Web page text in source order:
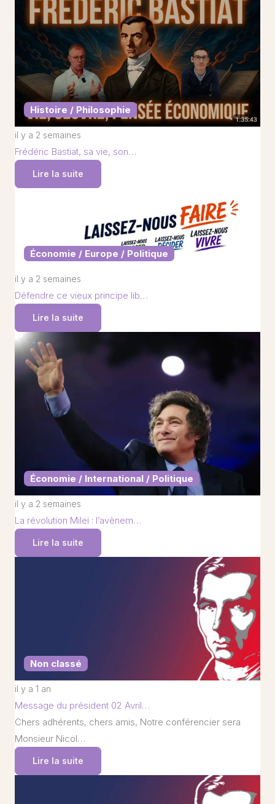
Histoire / Philosophie
il y a 2 semaines
Frédéric Bastiat, sa vie, son…
Lire la suite
Économie / Europe / Politique
il y a 2 semaines
Défendre ce vieux principe lib…
Lire la suite
Économie / International / Politique
il y a 2 semaines
La révolution Milei : l’avènem…
Lire la suite
Non classé
il y a 1 an
Message du président 02 Avril…
Chers adhérents, chers amis, Notre conférencier sera
Monsieur Nicol…
Lire la suite